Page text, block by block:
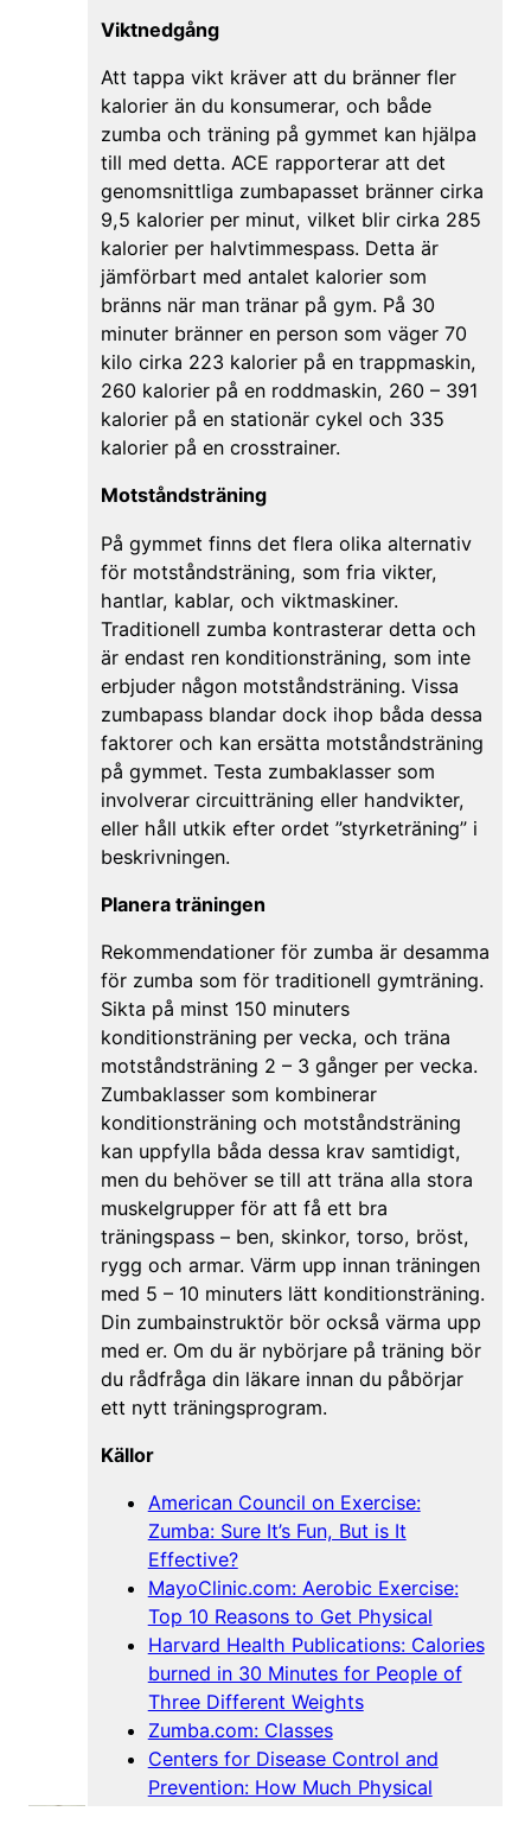
Viktnedgång
Att tappa vikt kräver att du bränner fler
kalorier än du konsumerar, och både
zumba och träning på gymmet kan hjälpa
till med detta. ACE rapporterar att det
genomsnittliga zumbapasset bränner cirka
9,5 kalorier per minut, vilket blir cirka 285
kalorier per halvtimmespass. Detta är
jämförbart med antalet kalorier som
bränns när man tränar på gym. På 30
minuter bränner en person som väger 70
kilo cirka 223 kalorier på en trappmaskin,
260 kalorier på en roddmaskin, 260 – 391
kalorier på en stationär cykel och 335
kalorier på en crosstrainer.
Motståndsträning
På gymmet finns det flera olika alternativ
för motståndsträning, som fria vikter,
hantlar, kablar, och viktmaskiner.
Traditionell zumba kontrasterar detta och
är endast ren konditionsträning, som inte
erbjuder någon motståndsträning. Vissa
zumbapass blandar dock ihop båda dessa
faktorer och kan ersätta motståndsträning
på gymmet. Testa zumbaklasser som
involverar circuitträning eller handvikter,
eller håll utkik efter ordet ”styrketräning” i
beskrivningen.
Planera träningen
Rekommendationer för zumba är desamma
för zumba som för traditionell gymträning.
Sikta på minst 150 minuters
konditionsträning per vecka, och träna
motståndsträning 2 – 3 gånger per vecka.
Zumbaklasser som kombinerar
konditionsträning och motståndsträning
kan uppfylla båda dessa krav samtidigt,
men du behöver se till att träna alla stora
muskelgrupper för att få ett bra
träningspass – ben, skinkor, torso, bröst,
rygg och armar. Värm upp innan träningen
med 5 – 10 minuters lätt konditionsträning.
Din zumbainstruktör bör också värma upp
med er. Om du är nybörjare på träning bör
du rådfråga din läkare innan du påbörjar
ett nytt träningsprogram.
Källor
American Council on Exercise:
Zumba: Sure It’s Fun, But is It
Effective?
MayoClinic.com: Aerobic Exercise:
Top 10 Reasons to Get Physical
Harvard Health Publications: Calories
burned in 30 Minutes for People of
Three Different Weights
Zumba.com: Classes
Centers for Disease Control and
Prevention: How Much Physical